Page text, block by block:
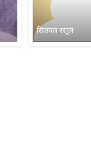
सितवत रसूल